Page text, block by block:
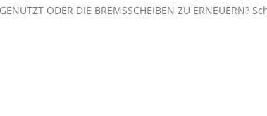
ODER DIE BREMSSCHEIBEN ZU ERNEUERN?